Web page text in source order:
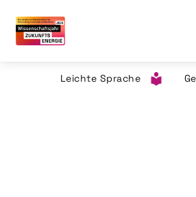
Leichte Sprache